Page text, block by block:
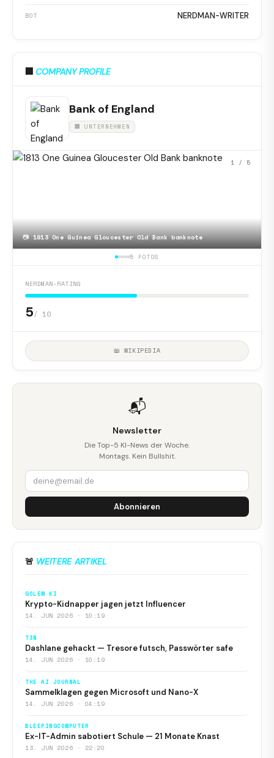
BOT NERDMAN-WRITER
COMPANY PROFILE
Bank of England
🏢 UNTERNEHMEN
📷1813 One Guinea Gloucester Old Bank banknote
1 / 5
5 FOTOS
NERDMAN-RATING
5/ 10
📖 WIKIPEDIA
📬
Newsletter
Die Top-5 KI-News der Woche.
Montags. Kein Bullshit.
Abonnieren
🚨 WEITERE ARTIKEL
GOLEM KI
Krypto-Kidnapper jagen jetzt Influencer
14. JUN 2026 · 10:19
T3N
Dashlane gehackt — Tresore futsch, Passwörter safe
14. JUN 2026 · 10:19
THE AI JOURNAL
Sammelklagen gegen Microsoft und Nano-X
14. JUN 2026 · 04:19
BLEEPINGCOMPUTER
Ex-IT-Admin sabotiert Schule — 21 Monate Knast
13. JUN 2026 · 22:20